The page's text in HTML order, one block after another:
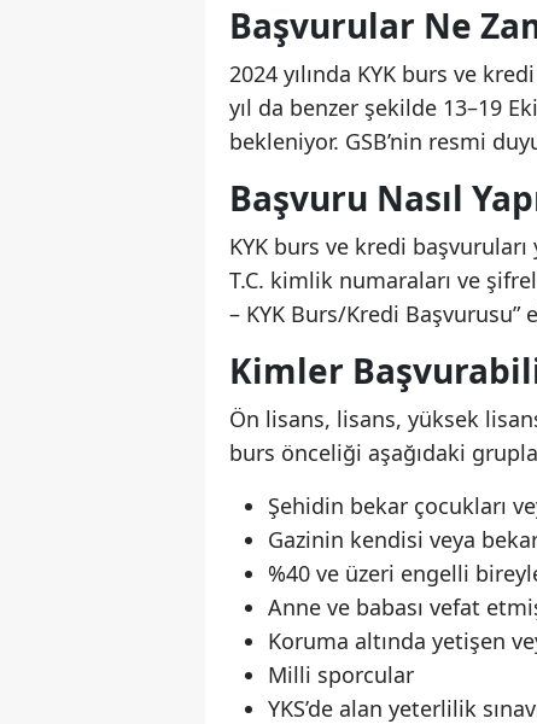
Başvurular Ne
2024 yılında KYK burs ve
yıl da benzer şekilde 13–19
bekleniyor. GSB’nin resmi
Başvuru Nasıl
KYK burs ve kredi başvuruları
T.C. kimlik numaraları ve
– KYK Burs/Kredi
Kimler
Ön lisans, lisans, yüksek
burs önceliği aşağıdaki
Şehidin bekar çocukları
Gazinin kendisi veya
%40 ve üzeri engelli
Anne ve babası vefat
Koruma altında yetişen
Milli sporcular
YKS’de alan yeterlilik